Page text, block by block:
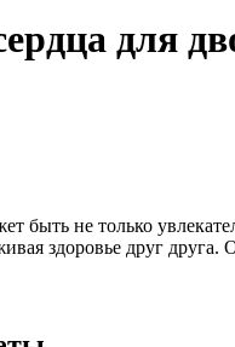
для
быть не только
здоровье друг